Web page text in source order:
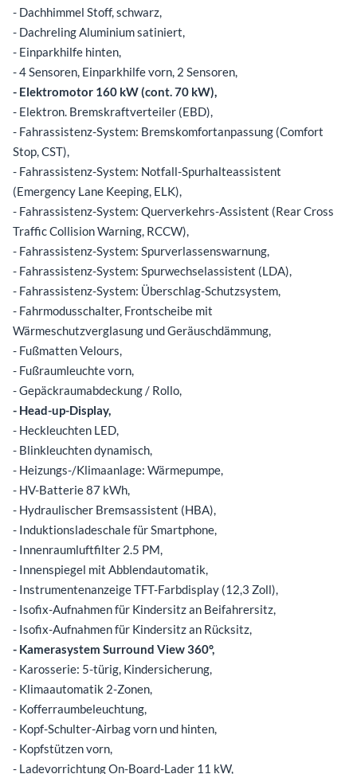
- Dachhimmel Stoff, schwarz,
- Dachreling Aluminium satiniert,
- Einparkhilfe hinten,
- 4 Sensoren, Einparkhilfe vorn, 2 Sensoren,
- Elektromotor 160 kW (cont. 70 kW),
- Elektron. Bremskraftverteiler (EBD),
- Fahrassistenz-System: Bremskomfortanpassung (Comfort
Stop, CST),
- Fahrassistenz-System: Notfall-Spurhalteassistent
(Emergency Lane Keeping, ELK),
- Fahrassistenz-System: Querverkehrs-Assistent (Rear Cross
Traffic Collision Warning, RCCW),
- Fahrassistenz-System: Spurverlassenswarnung,
- Fahrassistenz-System: Spurwechselassistent (LDA),
- Fahrassistenz-System: Überschlag-Schutzsystem,
- Fahrmodusschalter, Frontscheibe mit
Wärmeschutzverglasung und Geräuschdämmung,
- Fußmatten Velours,
- Fußraumleuchte vorn,
- Gepäckraumabdeckung / Rollo,
- Head-up-Display,
- Heckleuchten LED,
- Blinkleuchten dynamisch,
- Heizungs-/Klimaanlage: Wärmepumpe,
- HV-Batterie 87 kWh,
- Hydraulischer Bremsassistent (HBA),
- Induktionsladeschale für Smartphone,
- Innenraumluftfilter 2.5 PM,
- Innenspiegel mit Abblendautomatik,
- Instrumentenanzeige TFT-Farbdisplay (12,3 Zoll),
- Isofix-Aufnahmen für Kindersitz an Beifahrersitz,
- Isofix-Aufnahmen für Kindersitz an Rücksitz,
- Kamerasystem Surround View 360°,
- Karosserie: 5-türig, Kindersicherung,
- Klimaautomatik 2-Zonen,
- Kofferraumbeleuchtung,
- Kopf-Schulter-Airbag vorn und hinten,
- Kopfstützen vorn,
- Ladevorrichtung On-Board-Lader 11 kW,